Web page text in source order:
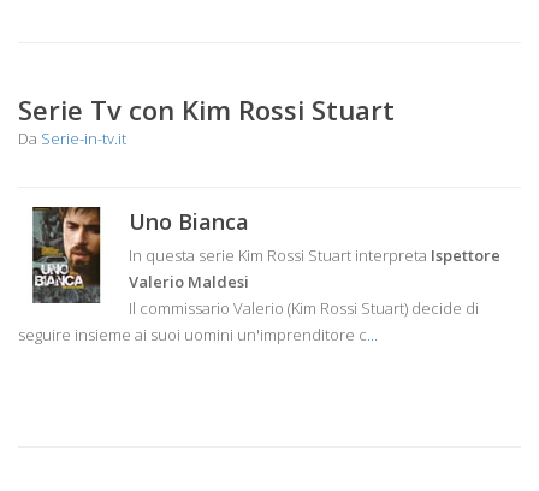
Serie Tv con Kim Rossi Stuart
Da Serie-in-tv.it
Uno Bianca
In questa serie Kim Rossi Stuart interpreta Ispettore
Valerio Maldesi
Il commissario Valerio (Kim Rossi Stuart) decide di
seguire insieme ai suoi uomini un'imprenditore c...